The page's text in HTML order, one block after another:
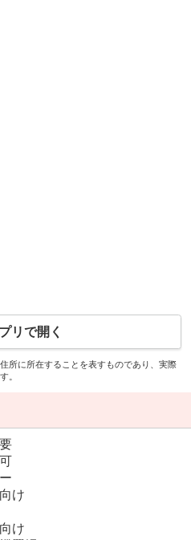
リで開く
所に所在することを表すものであり、実際
。
け
け